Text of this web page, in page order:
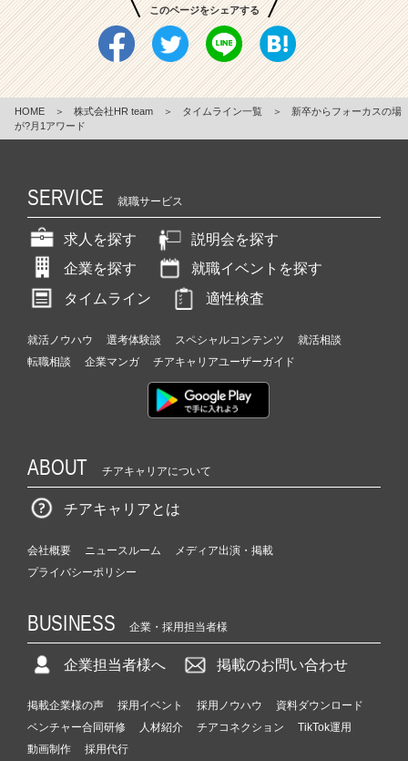
このページをシェアする
HOME ＞ 株式会社HR team ＞ タイムライン一覧 ＞
新卒からフォーカスの場
が?月1アワード
SERVICE 就職サービス
求人を探す
説明会を探す
企業を探す
就職イベントを探す
タイムライン
適性検査
就活ノウハウ 選考体験談 スペシャルコンテンツ
就活相談
転職相談
企業マンガ チアキャリアユーザーガイド
ABOUT チアキャリアについて
チアキャリアとは
会社概要 ニュースルーム
メディア出演・掲載
プライバシーポリシー
BUSINESS 企業・採用担当者様
企業担当者様へ 掲載のお問い合わせ
掲載企業様の声 採用イベント 採用ノウハウ
資料ダウンロード
ベンチャー合同研修
人材紹介 チアコネクション
TikTok運用
動画制作
採用代行